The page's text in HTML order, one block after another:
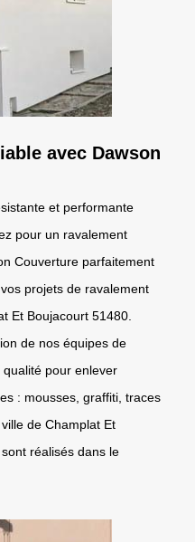
avec Dawson
et performante
pour un ravalement
Couverture parfaitement
projets de ravalement
Et Boujacourt 51480.
de nos équipes de
pour enlever
: mousses, graffiti, traces
de Champlat Et
réalisés dans le